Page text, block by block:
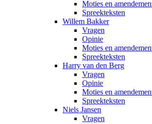
Moties en
Spreekteksten
Willem Bakker
Vragen
Opinie
Moties en
Spreekteksten
Harry van den Berg
Vragen
Opinie
Moties en
Spreekteksten
Niels Jansen
Vragen